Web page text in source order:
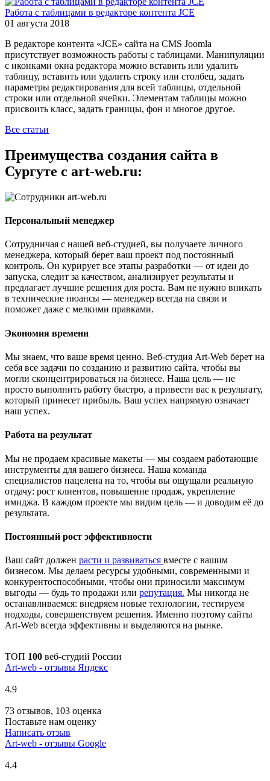
Работа с таблицами в редакторе контента JCE
01 августа 2018
В редакторе контента «JCE» сайта на CMS Joomla
присутствует возможность работы с таблицами. Манипуляции
с иконками окна редактора можно вставить или удалить
таблицу, вставить или удалить строку или столбец, задать
параметры редактирования для всей таблицы, отдельной
строки или отдельной ячейки. Элементам таблицы можно
присвоить класс, задать границы, фон и многое другое.
Все статьи
Преимущества создания сайта в
Сургуте с art-web.ru:
Персональный менеджер
Сотрудничая с нашей веб-студией, вы получаете личного
менеджера, который берет ваш проект под постоянный
контроль. Он курирует все этапы разработки — от идеи до
запуска, следит за качеством, анализирует результаты и
предлагает лучшие решения для роста. Вам не нужно вникать
в технические нюансы — менеджер всегда на связи и
поможет даже с мелкими правками.
Экономия времени
Мы знаем, что ваше время ценно. Веб-студия Art-Web берет на
себя все задачи по созданию и развитию сайта, чтобы вы
могли сконцентрироваться на бизнесе. Наша цель — не
просто выполнить работу быстро, а привести вас к результату,
который принесет прибыль. Ваш успех напрямую означает
наш успех.
Работа на результат
Мы не продаем красивые макеты — мы создаем работающие
инструменты для вашего бизнеса. Наша команда
специалистов нацелена на то, чтобы вы ощущали реальную
отдачу: рост клиентов, повышение продаж, укрепление
имиджа. В каждом проекте мы видим цель — и доводим её до
результата.
Постоянный рост эффективности
Ваш сайт должен расти и развиваться вместе с вашим
бизнесом. Мы делаем ресурсы удобными, современными и
конкурентоспособными, чтобы они приносили максимум
выгоды — будь то продажи или репутация. Мы никогда не
останавливаемся: внедряем новые технологии, тестируем
подходы, совершенствуем решения. Именно поэтому сайты
Art-Web всегда эффективны и выделяются на рынке.
ТОП 100 веб-студий России
Art-web - отзывы Яндекс
4.9
73 отзывов, 103 оценка
Поставьте нам оценку
Написать отзыв
Art-web - отзывы Google
4.4